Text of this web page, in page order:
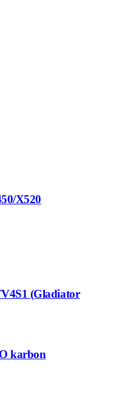
X520
(Gladiator
karbon